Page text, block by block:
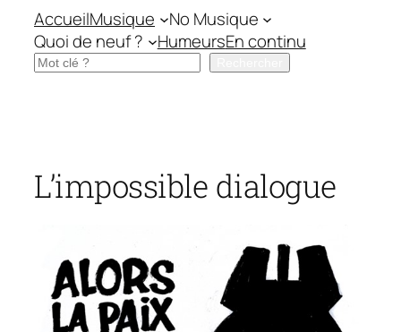
AccueilMusique
No Musique
Quoi de neuf ?
HumeursEn continu
Rechercher
L’impossible dialogue